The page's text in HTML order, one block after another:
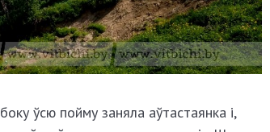
ўсю пойму заняла аўтастаянка і,